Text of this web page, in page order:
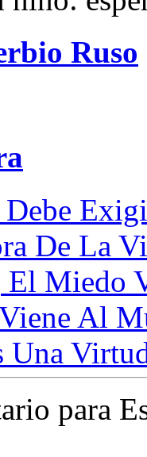
Ruso
De La
Miedo
Al
Una
para